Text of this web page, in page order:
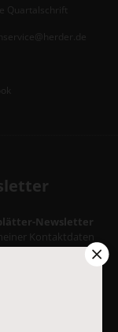
Quartalschrift
Newsletter
Kontaktdaten
Verlag Herder ein.
Werbung erfasst